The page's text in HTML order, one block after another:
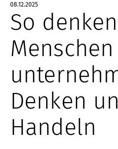
08.12.2025
So
Denken
Handeln